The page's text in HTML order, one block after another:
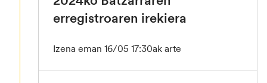
erregistroaren irekiera
Izena eman 16/05 17:30ak arte